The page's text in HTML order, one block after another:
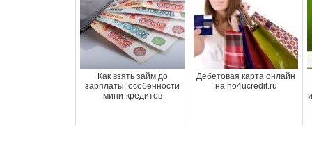
Как взять займ до
зарплаты: особенности
мини-кредитов
Дебетовая карта онлайн
на ho4ucredit.ru